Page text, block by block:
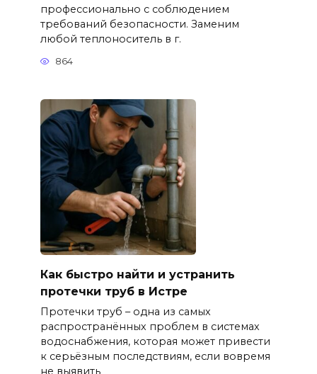
профессионально с соблюдением
требований безопасности. Заменим
любой теплоноситель в г.
864
Как быстро найти и устранить
протечки труб в Истре
Протечки труб – одна из самых
распространённых проблем в системах
водоснабжения, которая может привести
к серьёзным последствиям, если вовремя
не выявить